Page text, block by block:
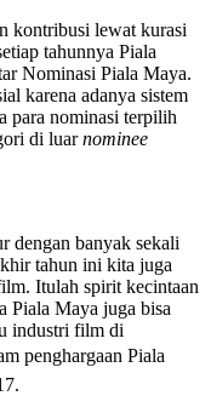
kontribusi lewat kurasi
tahunnya Piala
Nominasi Piala Maya.
karena adanya sistem
para nominasi terpilih
di luarnominee
dengan banyak sekali
tahun ini kita juga
Itulah spirit kecintaan
Piala Maya juga bisa
industri film di
penghargaan Piala